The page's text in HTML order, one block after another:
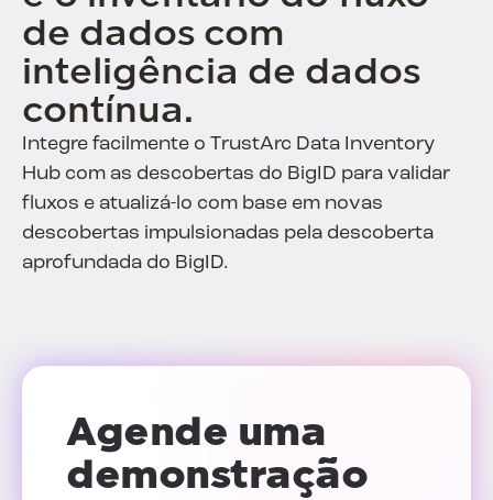
de dados com
inteligência de dados
contínua.
Integre facilmente o TrustArc Data Inventory
Hub com as descobertas do BigID para validar
fluxos e atualizá-lo com base em novas
descobertas impulsionadas pela descoberta
aprofundada do BigID.
Agende uma
demonstração